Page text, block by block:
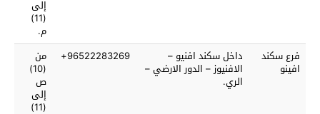
إلى
(11)
م.
فرع سكند
افينو
داخل سكند افنيو –
الافنيوز – الدور الارضي –
الري.
96522283269+ من
(10)
ص
إلى
(11)